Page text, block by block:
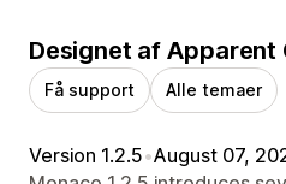
Designet af Apparent
Få support Alle temaer
Version 1.2.5•August 07,